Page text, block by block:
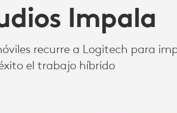
Impala
recurre a Logitech para
el trabajo híbrido